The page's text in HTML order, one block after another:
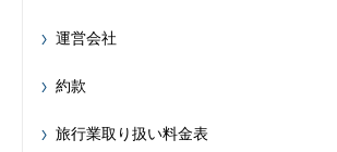
運営会社
約款
旅行業取り扱い料金表